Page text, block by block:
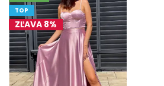
TOP
ZĽAVA 8%